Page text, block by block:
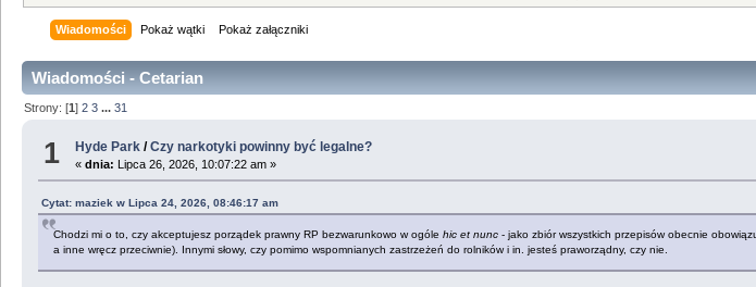
Wiadomości Pokaż wątki Pokaż załączniki
Wiadomości - Cetarian
Strony: [1]2 3 ...31
1 Hyde Park /Czy narkotyki powinny być legalne?
«dnia: Lipca 26, 2026, 10:07:22 am »
Cytat: maziek w Lipca 24, 2026, 08:46:17 am
Chodzi mi o to, czy akceptujesz porządek prawny RP bezwarunkowo w ogóle hic et nunc- jako zbiór wszystkich przepisów obecnie
a inne wręcz przeciwnie). Innymi słowy, czy pomimo wspomnianych zastrzeżeń do rolników i in. jesteś praworządny, czy nie.